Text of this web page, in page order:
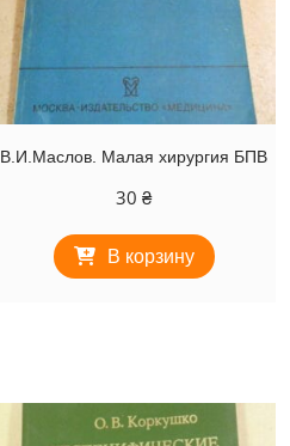
В.И.Маслов. Малая хирургия БПВ
30₴
В корзину